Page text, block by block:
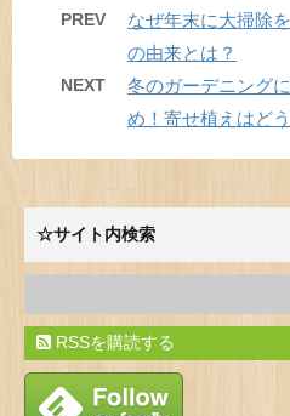
PREV
なぜ年末に大掃除
の由来とは？
NEXT
冬のガーデニング
め！寄せ植えはど
☆サイト内検索
RSSを購読する